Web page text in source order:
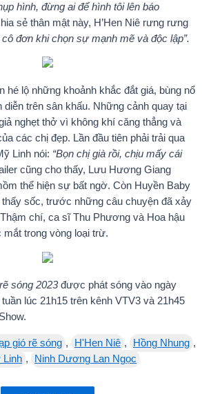
hình, đừng ai để hình tôi lên báo
sẻ thân mật này, H’Hen Niê rưng rưng
cô đơn khi chọn sự mạnh mẽ và độc lập”.
hé lộ những khoảnh khắc đắt giá, bùng nổ
diễn trên sân khấu. Những cảnh quay tại
nghẹt thở vì không khí căng thẳng và
các chị đẹp. Lần đầu tiên phải trải qua
Linh nói: “Bọn chị già rồi, chịu mấy cái
cũng cho thấy, Lưu Hương Giang
thể hiện sự bất ngờ. Còn Huyền Baby
sốc, trước những câu chuyện đã xảy
chí, ca sĩ Thu Phương và Hoa hậu
mắt trong vòng loại trừ.
sóng 2023được phát sóng vào ngày
lúc 21h15 trên kênh VTV3 và 21h45
gió rẽ sóng , H'Hen Niê , Hồng Nhung ,
Linh , Ninh Dương Lan Ngọc